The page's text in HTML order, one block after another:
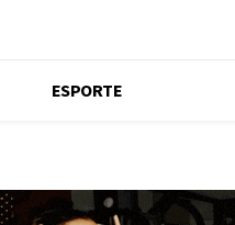
ESPORTE